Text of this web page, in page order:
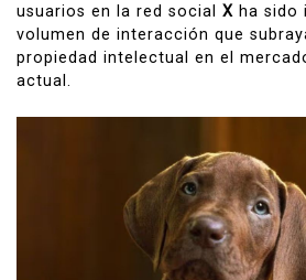
usuarios en la red social X ha sido
volumen de interacción que
propiedad intelectual en el
actual.